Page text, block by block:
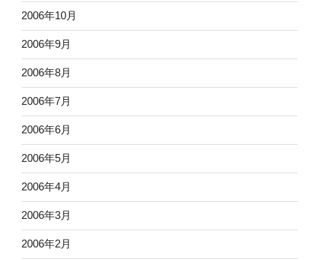
2006年10月
2006年9月
2006年8月
2006年7月
2006年6月
2006年5月
2006年4月
2006年3月
2006年2月